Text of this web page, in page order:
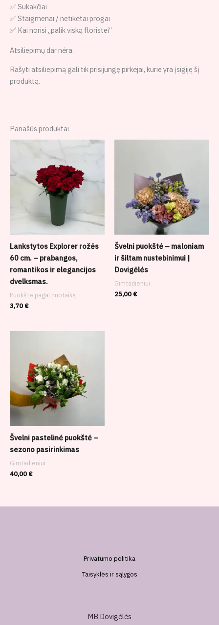
✅ Sukakčiai
✅ Staigmenai / netikėtai progai
✅ Kai norisi „palik viską floristei“
Atsiliepimų dar nėra.
Rašyti atsiliepimą gali tik prisijungę pirkėjai, kurie yra įsigiję šį
produktą.
Panašūs produktai
Lankstytos Explorer rožės
60 cm. – prabangos,
romantikos ir elegancijos
dvelksmas.
Puokštė pagal nuotaiką
3,70 €
Švelni puokštė – maloniam
ir šiltam nustebinimui |
Dovigėlės
Gimtadieniui
25,00 €
Švelni pastelinė puokštė –
sezono pasirinkimas
Gimtadieniui
40,00 €
Privatumo politika
Taisyklės ir sąlygos
MB Dovigėlės